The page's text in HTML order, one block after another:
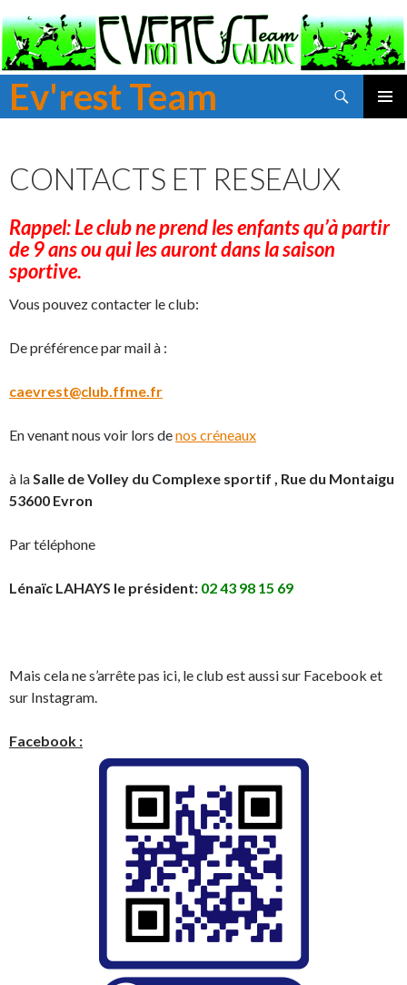
Ev'rest Team
Recherche
ALLER
PRINCIPAL
CONTACTS ET RESEAUX
Rappel: Le club ne prend les enfants qu’à partir
de 9 ans ou qui les auront dans la saison
sportive.
Vous pouvez contacter le club:
De préférence par mail à :
caevrest@club.ffme.fr
En venant nous voir lors denos créneaux
à la Salle de Volley du Complexe sportif , Rue du Montaigu
53600 Evron
Par téléphone
Lénaïc LAHAYS le président: 02 43 98 15 69
Mais cela ne s’arrête pas ici, le club est aussi sur Facebook et
sur Instagram.
Facebook :